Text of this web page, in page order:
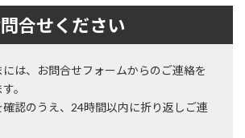
合せください
は、お問合せフォームからのご連絡を
。
認のうえ、24時間以内に折り返しご連